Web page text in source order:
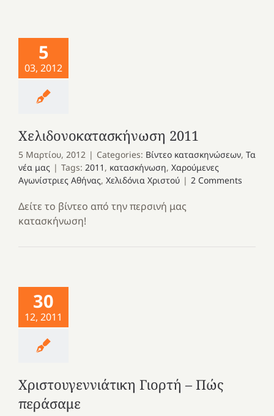
5
03, 2012
Χελιδονοκατασκήνωση 2011
5 Μαρτίου, 2012 | Categories: Βίντεο κατασκηνώσεων, Τα
νέα μας | Tags: 2011 , κατασκήνωση, Χαρούμενες
Αγωνίστριες Αθήνας, Χελιδόνια Χριστού | 2 Comments
Δείτε το βίντεο από την περσινή μας
κατασκήνωση!
30
12, 2011
Χριστουγεννιάτικη Γιορτή – Πώς
περάσαμε